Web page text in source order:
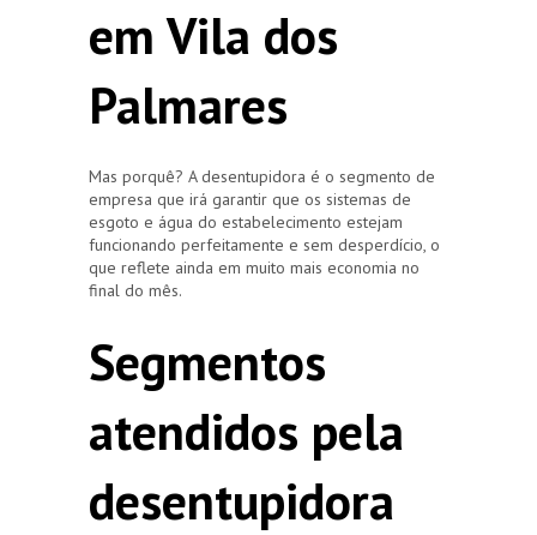
em Vila dos
Palmares
Mas porquê? A desentupidora é o segmento de
empresa que irá garantir que os sistemas de
esgoto e água do estabelecimento estejam
funcionando perfeitamente e sem desperdício, o
que reflete ainda em muito mais economia no
final do mês.
Segmentos
atendidos pela
desentupidora